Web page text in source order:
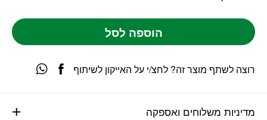
הוספה לסל
מדיניות משלוחים ואספקה
רוצה לשתף מוצר זה? לחצ/י על האייקון לשיתוף